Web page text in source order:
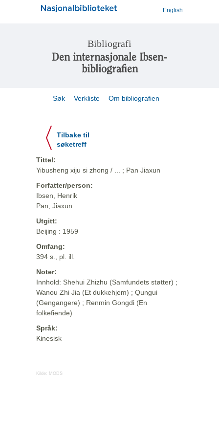
English
Bibliografi
Den internasjonale Ibsen-
bibliografien
Søk Verkliste Om bibliografien
Tilbake til
søketreff
Tittel:
Yibusheng xiju si zhong / ... ; Pan Jiaxun
Forfatter/person:
Ibsen, Henrik
Pan, Jiaxun
Utgitt:
Beijing : 1959
Omfang:
394 s., pl. ill.
Noter:
Innhold: Shehui Zhizhu (Samfundets støtter) ;
Wanou Zhi Jia (Et dukkehjem) ; Qungui
(Gengangere) ; Renmin Gongdi (En
folkefiende)
Språk:
Kinesisk
Kilde: MODS